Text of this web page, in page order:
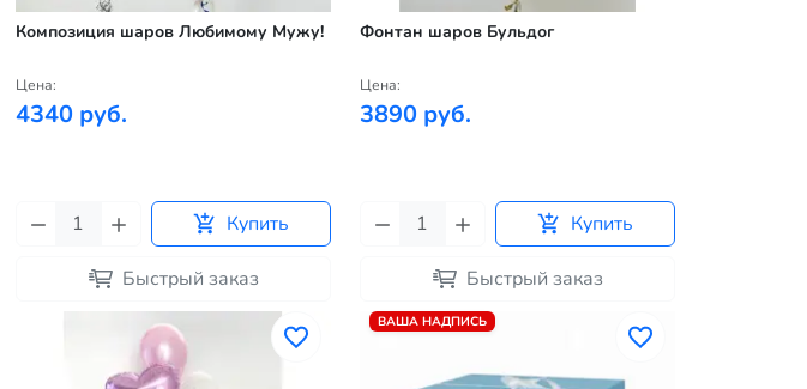
Композиция шаров Любимому Мужу!
Цена:
4340 руб.
Купить
Быстрый заказ
Фонтан шаров Бульдог
Цена:
3890 руб.
Купить
Быстрый заказ
ВАША НАДПИСЬ